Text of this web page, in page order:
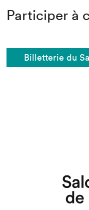
Participer à
Billetterie du